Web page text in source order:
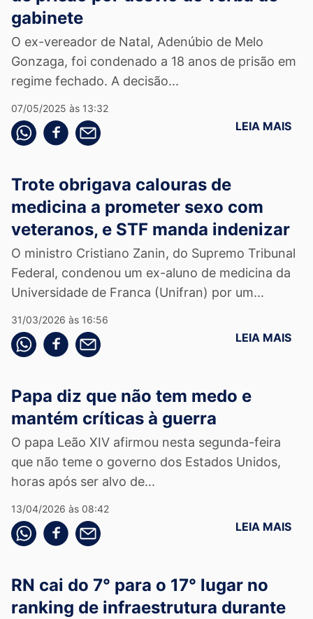
gabinete
O ex-vereador de Natal, Adenúbio de Melo
Gonzaga, foi condenado a 18 anos de prisão em
regime fechado. A decisão...
07/05/2025 às 13:32
Compartilhe pelo whatsapp
Compartilhar no facebook
Compartilhe pelo email LEIA MAIS
Trote obrigava calouras de
medicina a prometer sexo com
veteranos, e STF manda indenizar
O ministro Cristiano Zanin, do Supremo Tribunal
Federal, condenou um ex-aluno de medicina da
Universidade de Franca (Unifran) por um...
31/03/2026 às 16:56
Compartilhe pelo whatsapp
Compartilhar no facebook
Compartilhe pelo email LEIA MAIS
Papa diz que não tem medo e
mantém críticas à guerra
O papa Leão XIV afirmou nesta segunda-feira
que não teme o governo dos Estados Unidos,
horas após ser alvo de...
13/04/2026 às 08:42
Compartilhe pelo whatsapp
Compartilhar no facebook
Compartilhe pelo email LEIA MAIS
RN cai do 7° para o 17° lugar no
ranking de infraestrutura durante